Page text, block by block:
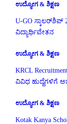
ಉದ್ಯೋಗ & ಶಿಕ್ಷಣ
U-GO ಸ್ಕಾಲರ್‌ಶಿಪ್
ವಿದ್ಯಾರ್ಥಿವೇತನ
ಉದ್ಯೋಗ & ಶಿಕ್ಷಣ
KRCL
ವಿವಿಧ ಹುದ್ದೆಗಳಿಗೆ
ಉದ್ಯೋಗ & ಶಿಕ್ಷಣ
Kotak Kanya